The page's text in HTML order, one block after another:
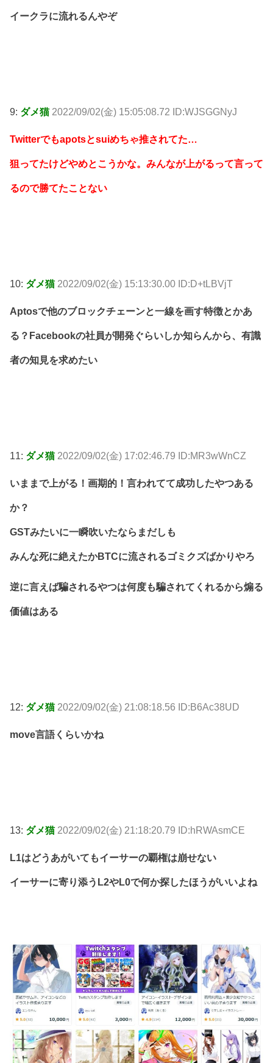
イークラに流れるんやぞ
9: ダメ猫 2022/09/02(金) 15:05:08.72 ID:WJSGGNyJ
Twitterでもapotsとsuiめちゃ推されてた…
狙ってたけどやめとこうかな。みんなが上がるって言って
るので勝てたことない
10: ダメ猫 2022/09/02(金) 15:13:30.00 ID:D+tLBVjT
Aptosで他のブロックチェーンと一線を画す特徴とかあ
る？Facebookの社員が開発ぐらいしか知らんから、有識
者の知見を求めたい
11: ダメ猫 2022/09/02(金) 17:02:46.79 ID:MR3wWnCZ
いままで上がる！画期的！言われてて成功したやつある
か？
GSTみたいに一瞬吹いたならまだしも
みんな死に絶えたかBTCに流されるゴミクズばかりやろ
逆に言えば騙されるやつは何度も騙されてくれるから煽る
価値はある
12: ダメ猫 2022/09/02(金) 21:08:18.56 ID:B6Ac38UD
move言語くらいかね
13: ダメ猫 2022/09/02(金) 21:18:20.79 ID:hRWAsmCE
L1はどうあがいてもイーサーの覇権は崩せない
イーサーに寄り添うL2やL0で何か探したほうがいいよね